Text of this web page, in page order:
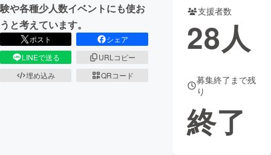
験や各種少人数イベントにも使お
うと考えています。
ポスト
シェア
LINEで送る
URLコピー
埋め込み
QRコード
支援者数
28人
募集終了まで残
り
終了